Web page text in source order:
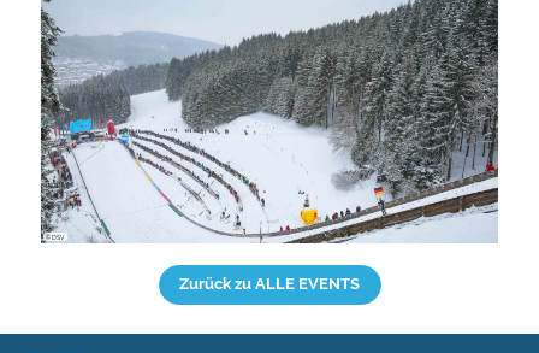
© DSV
Zurück zu ALLE EVENTS